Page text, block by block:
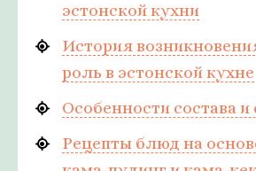
эстонской кухни
История
роль в эстонской кухне
Особенности состава
Рецепты блюд на